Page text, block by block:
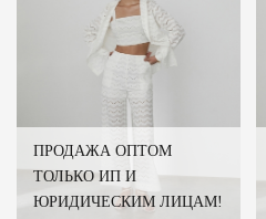
ПРОДАЖА ОПТОМ
ТОЛЬКО ИП И
ЮРИДИЧЕСКИМ ЛИЦАМ!